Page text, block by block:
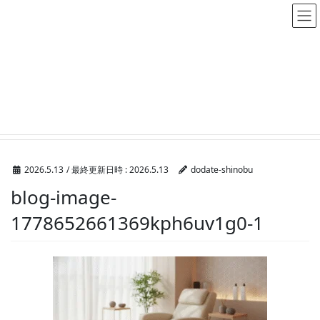
2026.5.13 / 最終更新日時 :2026.5.13 dodate-shinobu
blog-image-
1778652661369kph6uv1g0-1